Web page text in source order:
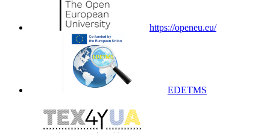
https://openeu.eu/
EDETMS